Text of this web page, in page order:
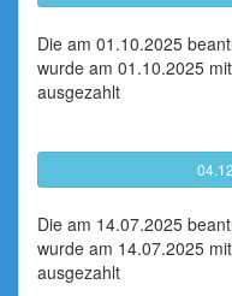
Die am 01.10.2025
wurde am 01.10.2025
ausgezahlt
Die am 14.07.2025
wurde am 14.07.2025
ausgezahlt